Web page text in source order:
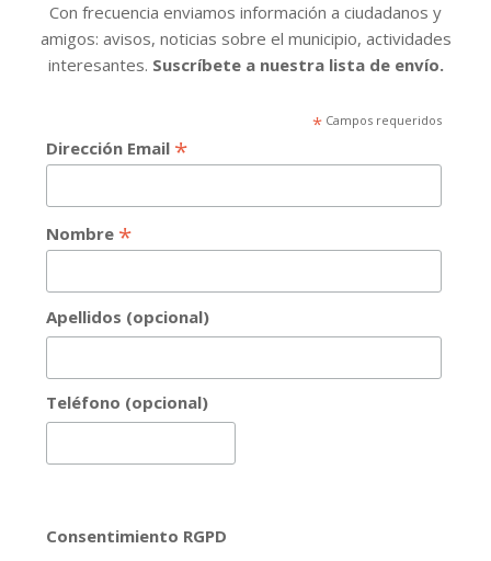
Con frecuencia enviamos información a ciudadanos y
amigos: avisos, noticias sobre el municipio, actividades
interesantes. Suscríbete a nuestra lista de envío.
*Campos requeridos
Dirección Email *
Nombre *
Apellidos (opcional)
Teléfono (opcional)
Consentimiento RGPD